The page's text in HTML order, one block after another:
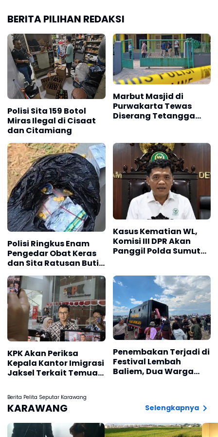
BERITA PILIHAN REDAKSI
Polisi Sita 159 Botol
Miras Ilegal di Cisaat
dan Citamiang
Marbut Masjid di
Purwakarta Tewas
Diserang Tetangga
Bukti Sajam
Polisi Ringkus Enam
Pengedar Obat Keras
dan Sita Ratusan Butir
Tramadol
Kasus Kematian WL,
Komisi III DPR Akan
Panggil Polda Sumut
KPK Akan Periksa
Kepala Kantor Imigrasi
Jaksel Terkait Temuan
Penembakan Terjadi di
Festival Lembah
Baliem, Dua Warga
Berita Pelita Seputar Karawang
KARAWANG Selengkapnya